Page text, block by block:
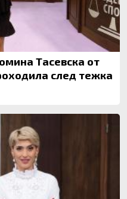
Тасевска от
след тежка